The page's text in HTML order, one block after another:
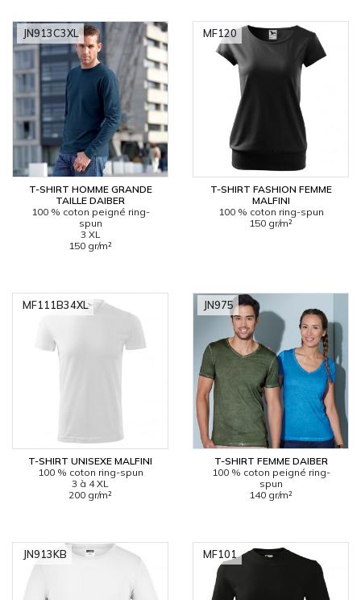
T-SHIRT HOMME GRANDE
TAILLE DAIBER
100 % coton peigné ring-
spun
3 XL
150 gr/m²
JN913C3XL
T-SHIRT FASHION FEMME
MALFINI
100 % coton ring-spun
150 gr/m²
MF120
T-SHIRT UNISEXE MALFINI
100 % coton ring-spun
3 à 4 XL
200 gr/m²
MF111B34XL
T-SHIRT FEMME DAIBER
100 % coton peigné ring-
spun
140 gr/m²
JN975
JN913KB MF101